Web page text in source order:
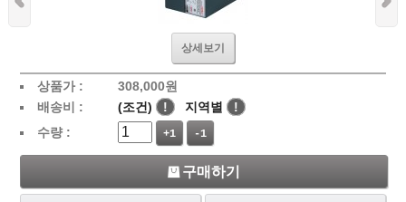
상세보기
상품가 : 308,000원
배송비 :
(조건) ! 지역별
!
수량 :
+1 -1
구매하기